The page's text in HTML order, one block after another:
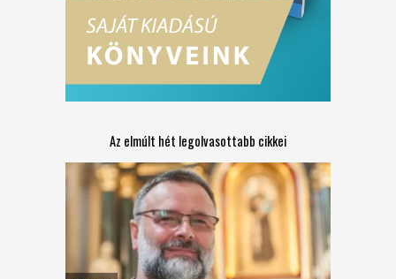
Az elmúlt hét legolvasottabb cikkei